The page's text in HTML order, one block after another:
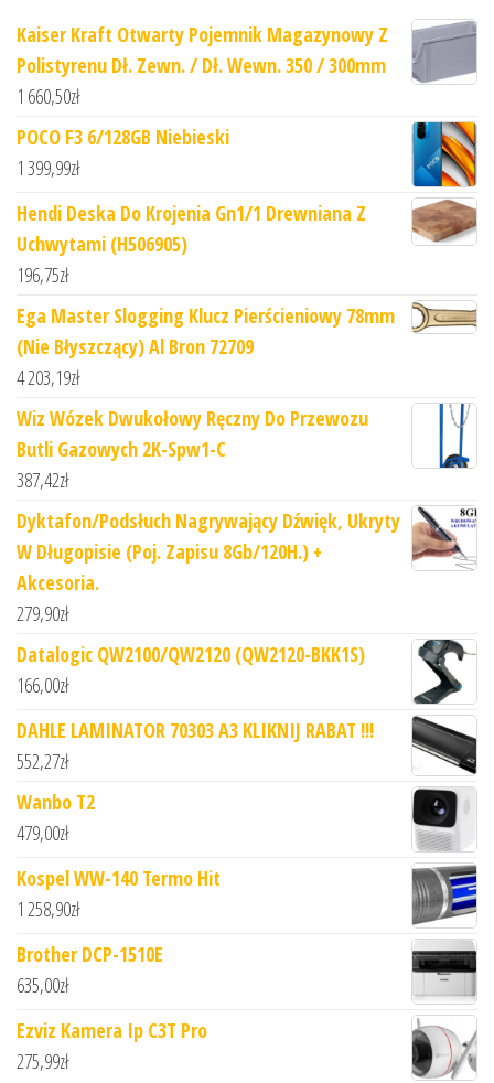
Kaiser Kraft Otwarty Pojemnik Magazynowy Z
Polistyrenu Dł. Zewn. / Dł. Wewn. 350 / 300mm
1 660,50zł
POCO F3 6/128GB Niebieski
1 399,99zł
Hendi Deska Do Krojenia Gn1/1 Drewniana Z
Uchwytami (H506905)
196,75zł
Ega Master Slogging Klucz Pierścieniowy 78mm
(Nie Błyszczący) Al Bron 72709
4 203,19zł
Wiz Wózek Dwukołowy Ręczny Do Przewozu
Butli Gazowych 2K-Spw1-C
387,42zł
Dyktafon/Podsłuch Nagrywający Dźwięk, Ukryty
W Długopisie (Poj. Zapisu 8Gb/120H.) +
Akcesoria.
279,90zł
Datalogic QW2100/QW2120 (QW2120-BKK1S)
166,00zł
DAHLE LAMINATOR 70303 A3 KLIKNIJ RABAT !!!
552,27zł
Wanbo T2
479,00zł
Kospel WW-140 Termo Hit
1 258,90zł
Brother DCP-1510E
635,00zł
Ezviz Kamera Ip C3T Pro
275,99zł